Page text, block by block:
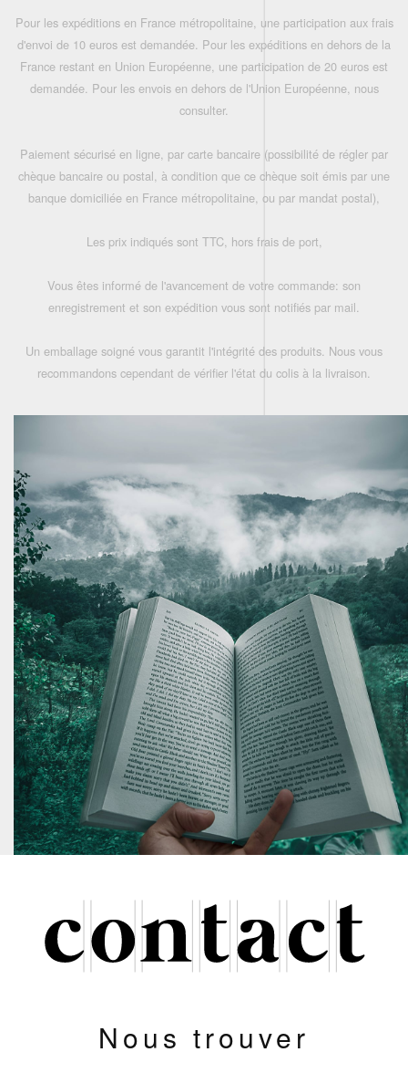
Pour les expéditions en France métropolitaine, une participation aux frais
d'envoi de 10 euros est demandée. Pour les expéditions en dehors de la
France restant en Union Européenne, une participation de 20 euros est
demandée. Pour les envois en dehors de l'Union Européenne, nous
consulter.
Paiement sécurisé en ligne, par carte bancaire (possibilité de régler par
chèque bancaire ou postal, à condition que ce chèque soit émis par une
banque domiciliée en France métropolitaine, ou par mandat postal),
Les prix indiqués sont TTC, hors frais de port,
Vous êtes informé de l'avancement de votre commande: son
enregistrement et son expédition vous sont notifiés par mail.
Un emballage soigné vous garantit l'intégrité des produits. Nous vous
recommandons cependant de vérifier l'état du colis à la livraison.
Nous trouver